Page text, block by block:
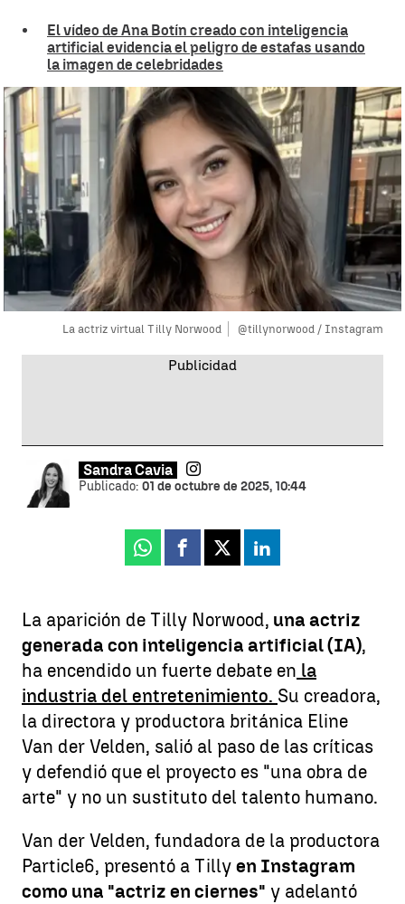
El vídeo de Ana Botín creado con inteligencia
artificial evidencia el peligro de estafas usando
la imagen de celebridades
La actriz virtual Tilly Norwood @tillynorwood / Instagram
Sandra Cavia
Publicado: 01 de octubre de 2025, 10:44
Whatsapp
Facebook
X Linkedin
La aparición de Tilly Norwood, una actriz
generada con inteligencia artificial (IA),
ha encendido un fuerte debate en la
industria del entretenimiento. Su creadora,
la directora y productora británica Eline
Van der Velden, salió al paso de las críticas
y defendió que el proyecto es "una obra de
arte" y no un sustituto del talento humano.
Van der Velden, fundadora de la productora
Particle6, presentó a Tilly en Instagram
como una "actriz en ciernes" y adelantó